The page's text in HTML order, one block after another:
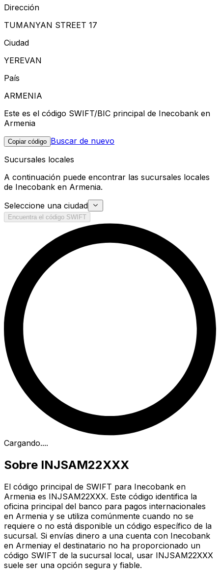
Dirección
TUMANYAN STREET 17
Ciudad
YEREVAN
País
ARMENIA
Este es el código SWIFT/BIC principal de Inecobank en
Armenia
Copiar código Buscar de nuevo
Sucursales locales
A continuación puede encontrar las sucursales locales
de Inecobank en Armenia.
Seleccione una ciudad
Encuentra el código SWIFT
Cargando....
Sobre INJSAM22XXX
El código principal de SWIFT para Inecobank en
Armenia es INJSAM22XXX. Este código identifica la
oficina principal del banco para pagos internacionales
en Armenia y se utiliza comúnmente cuando no se
requiere o no está disponible un código específico de la
sucursal. Si envías dinero a una cuenta con Inecobank
en Armeniay el destinatario no ha proporcionado un
código SWIFT de la sucursal local, usar INJSAM22XXX
suele ser una opción segura y fiable.